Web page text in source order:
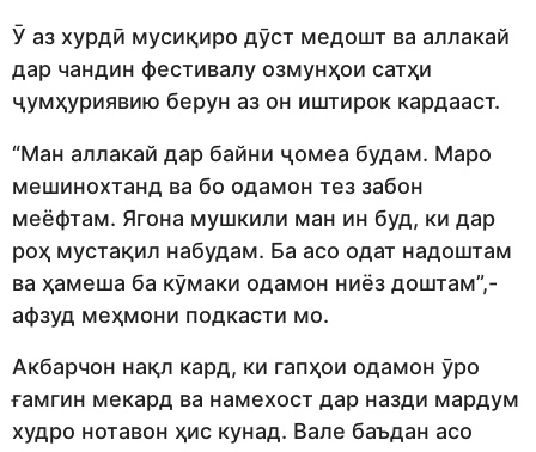
Ӯ аз хурдӣ мусиқиро дӯст медошт ва аллакай
дар чандин фестивалу озмунҳои сатҳи
ҷумҳуриявию берун аз он иштирок кардааст.
“Ман аллакай дар байни ҷомеа будам. Маро
мешинохтанд ва бо одамон тез забон
меёфтам. Ягона мушкили ман ин буд, ки дар
роҳ мустақил набудам. Ба асо одат надоштам
ва ҳамеша ба кӯмаки одамон ниёз доштам”,-
афзуд меҳмони подкасти мо.
Акбарчон нақл кард, ки гапҳои одамон ӯро
ғамгин мекард ва намехост дар назди мардум
худро нотавон ҳис кунад. Вале баъдан асо